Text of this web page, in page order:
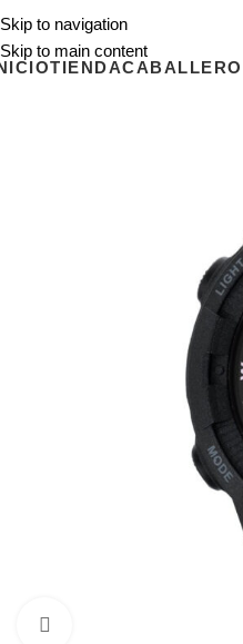
Skip to navigation
Skip to main content
TIENDACABALLERO